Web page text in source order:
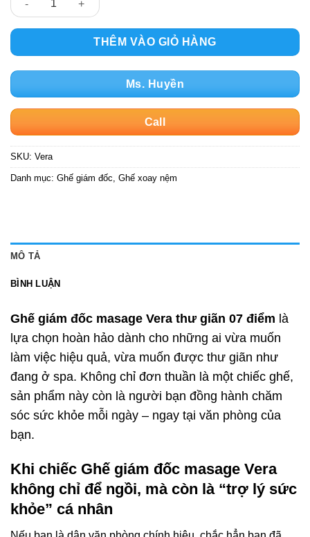
THÊM VÀO GIỎ HÀNG
Ms. Huyền
Call
SKU: Vera
Danh mục: Ghế giám đốc, Ghế xoay nệm
MÔ TẢ
BÌNH LUẬN
Ghế giám đốc masage Vera thư giãn 07 điểm là
lựa chọn hoàn hảo dành cho những ai vừa muốn
làm việc hiệu quả, vừa muốn được thư giãn như
đang ở spa. Không chỉ đơn thuần là một chiếc ghế,
sản phẩm này còn là người bạn đồng hành chăm
sóc sức khỏe mỗi ngày – ngay tại văn phòng của
bạn.
Khi chiếc Ghế giám đốc masage Vera
không chỉ để ngồi, mà còn là “trợ lý sức
khỏe” cá nhân